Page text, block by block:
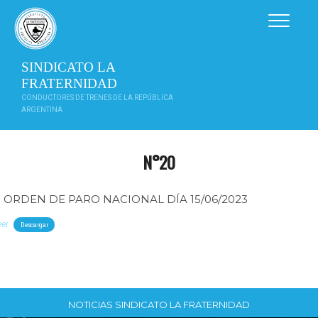
contenido
SINDICATO LA
FRATERNIDAD
CONDUCTORES DE TRENES DE LA REPÚBLICA
ARGENTINA
N°20
ORDEN DE PARO NACIONAL DÍA 15/06/2023
Descargar
NOTICIAS SINDICATO LA FRATERNIDAD